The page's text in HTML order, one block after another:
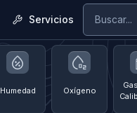
Servicios
Humedad Oxígeno